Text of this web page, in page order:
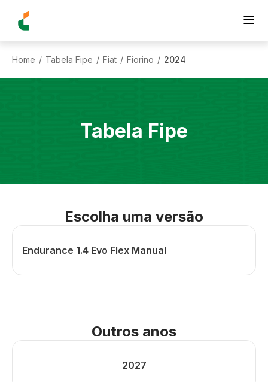
Home / Tabela Fipe / Fiat / Fiorino / 2024
Tabela Fipe
Escolha uma versão
Endurance 1.4 Evo Flex Manual
Outros anos
2027